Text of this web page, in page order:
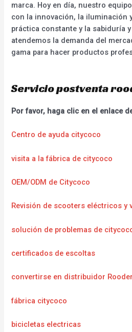
marca. Hoy en día, nuestro
con la innovación, la iluminación
práctica constante y la sabiduría
atendemos la demanda del
gama para hacer productos
Servicio postventa
Por favor, haga clic en el enlace
Centro de ayuda citycoco
visita a la fábrica de citycoco
OEM/ODM de Citycoco
Revisión de scooters eléctricos y
solución de problemas de
certificados de escoltas
convertirse en distribuidor Rooder
fábrica citycoco
bicicletas electricas